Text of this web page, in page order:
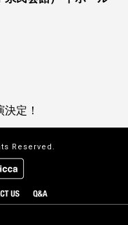
定！
Reserved.